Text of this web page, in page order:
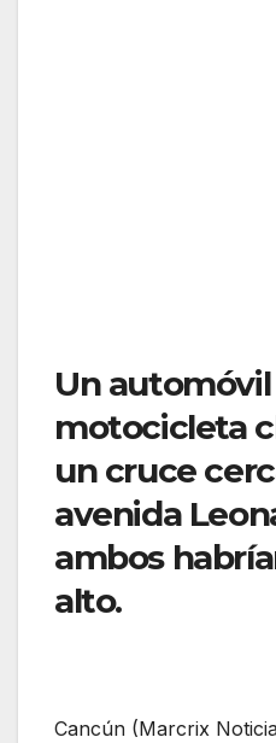
Un
motocicleta
un cruce
avenida
ambos
alto.
Cancún (Marcrix